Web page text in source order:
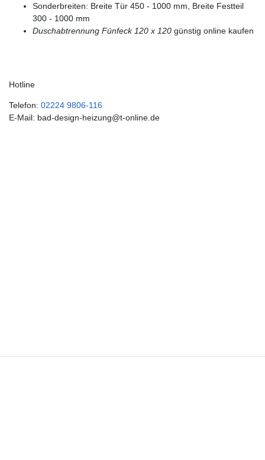
Sonderbreiten: Breite Tür 450 - 1000 mm, Breite Festteil
300 - 1000 mm
Duschabtrennung Fünfeck 120 x 120 günstig online kaufen
Hotline
Telefon: 02224 9806-116
E-Mail: bad-design-heizung@t-online.de